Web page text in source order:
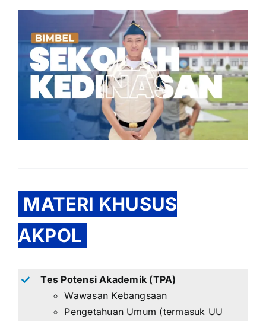
MATERI KHUSUS
AKPOL
Tes Potensi Akademik (TPA)
Wawasan Kebangsaan
Pengetahuan Umum (termasuk UU